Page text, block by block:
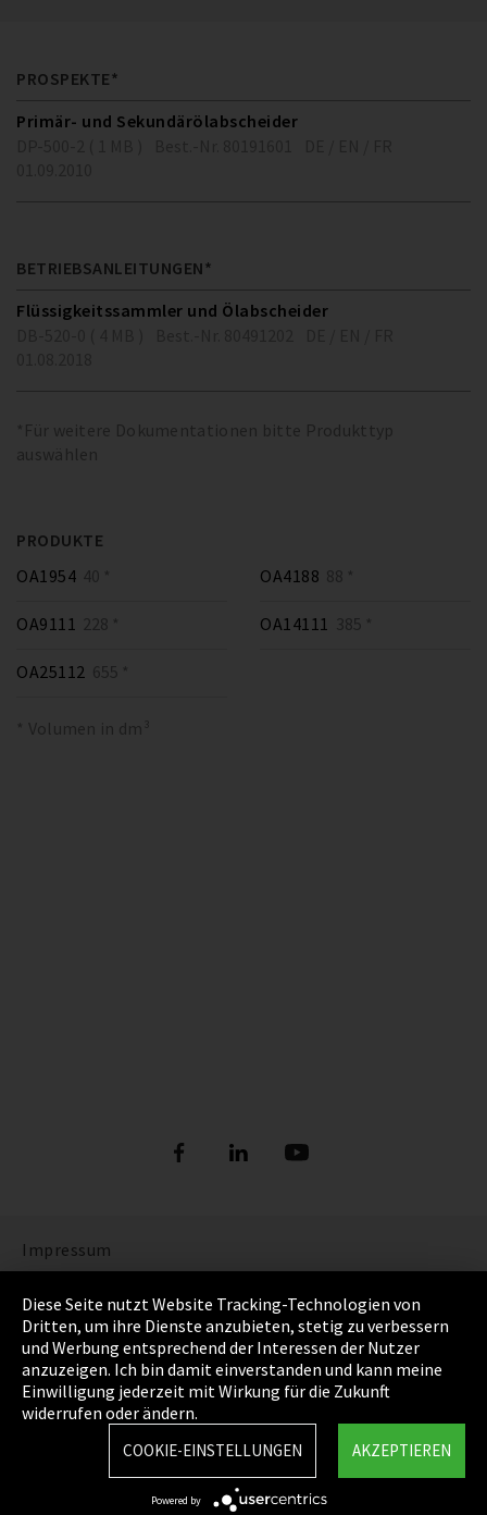
PROSPEKTE*
Primär- und Sekundärölabscheider
BETRIEBSANLEITUNGEN*
Flüssigkeitssammler und Ölabscheider
*Für weitere Dokumentationen bitte Produkttyp
auswählen
PRODUKTE
OA1954 40 * OA4188 88 *
OA9111 228 * OA14111 385 *
OA25112 655 *
* Volumen in dm³
Impressum
Datenschutz
Cookie Einstellungen
AGB
Sitemap
EmpCo Richtlinie
Diese Seite nutzt Website Tracking-Technologien von
Dritten, um ihre Dienste anzubieten, stetig zu verbessern
und Werbung entsprechend der Interessen der Nutzer
anzuzeigen. Ich bin damit einverstanden und kann meine
Einwilligung jederzeit mit Wirkung für die Zukunft
widerrufen oder ändern.
AKZEPTIEREN
COOKIE-EINSTELLUNGEN
Powered by